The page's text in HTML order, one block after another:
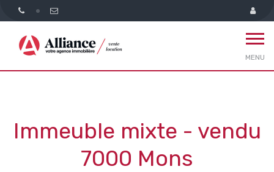
MENU
Immeuble mixte - vendu
7000 Mons